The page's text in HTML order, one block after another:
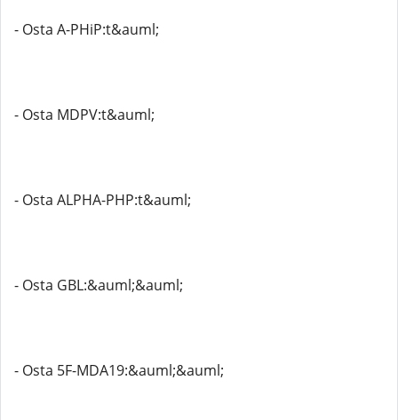
- Osta A-PHiP:t&auml;
- Osta MDPV:t&auml;
- Osta ALPHA-PHP:t&auml;
- Osta GBL:&auml;&auml;
- Osta 5F-MDA19:&auml;&auml;